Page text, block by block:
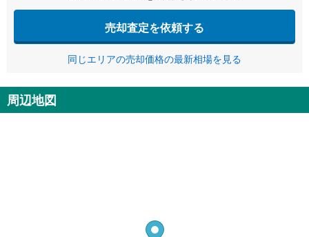
売却査定を依頼する
同じエリアの売却価格の最新相場を見る
周辺地図